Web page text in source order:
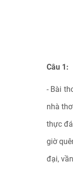
Câu 1:
- Bài
nhà
thực
giờ
đại,